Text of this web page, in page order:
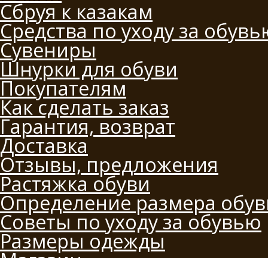
Сбруя к казакам
Средства по уходу за
Сувениры
Шнурки для обуви
Покупателям
Как сделать заказ
Гарантия, возврат
Доставка
Отзывы, предложения
Растяжка обуви
Определение размера
Советы по уходу за обувью
Размеры одежды